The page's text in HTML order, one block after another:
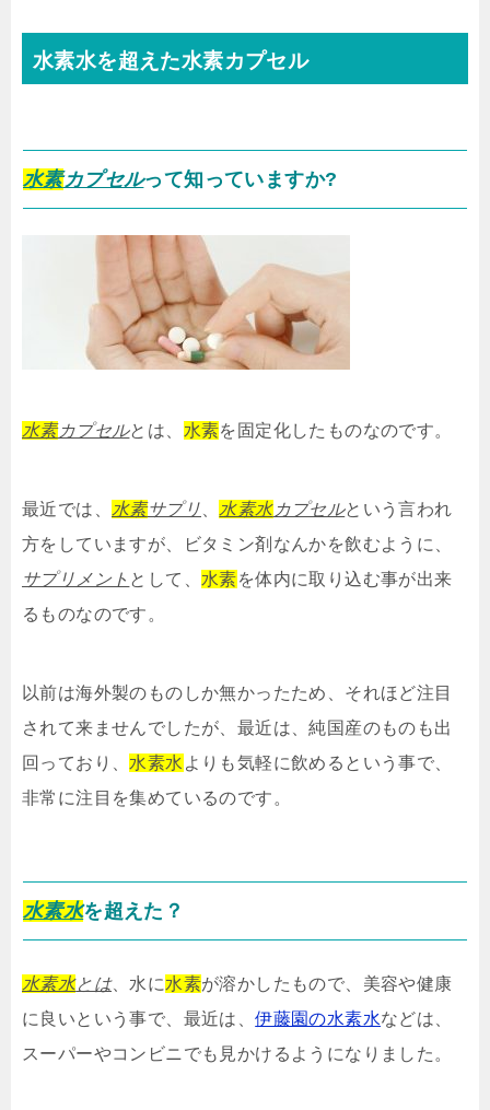
水素水を超えた水素カプセル
水素カプセルって知っていますか?
水素カプセルとは、 水素を固定化したものなのです。
最近では、 水素サプリ 水素水カプセルという言われ
方をしていますが、ビタミン剤なんかを飲むように、
サプリメント として、 水素を体内に取り込む事が出来
るものなのです。
以前は海外製のものしか無かったため、それほど注目
されて来ませんでしたが、最近は、純国産のものも出
回っており、 水素水 よりも気軽に飲めるという事で、
非常に注目を集めているのです。
水素水を超えた？
水素水とは、水に水素が溶かしたもので、美容や健康
に良いという事で、最近は、伊藤園の水素水などは、
スーパーやコンビニでも見かけるようになりました。